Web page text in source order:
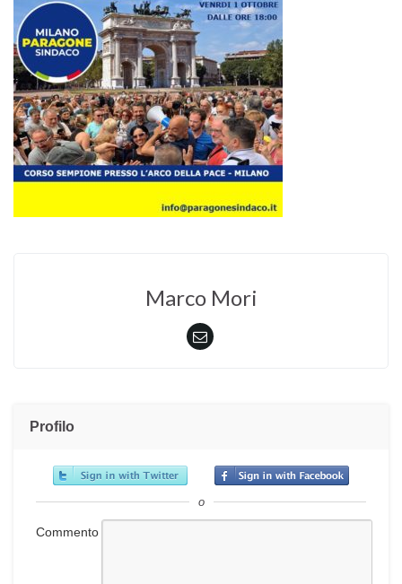
Marco Mori
Profilo
o
Commento